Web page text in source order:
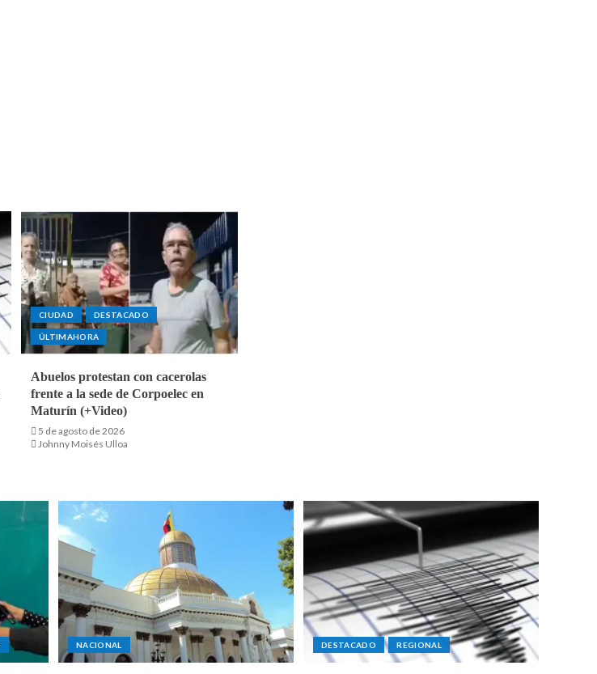
CIUDAD DESTACADO
ÚLTIMAHORA
Abuelos protestan con cacerolas
frente a la sede de Corpoelec en
Maturín (+Video)
5 de agosto de 2026
Johnny Moisés Ulloa
NACIONAL DESTACADO REGIONAL